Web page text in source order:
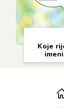
Koje